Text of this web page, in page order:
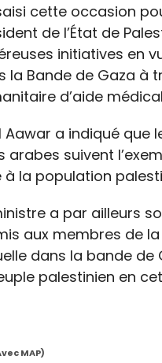
cette occasion
de l’État de
initiatives en
la Bande de Gaza à
d’aide
Aawar a indiqué que
arabes suivent
à la population
a par ailleurs
aux membres de
dans la bande de
palestinien en
MAP)